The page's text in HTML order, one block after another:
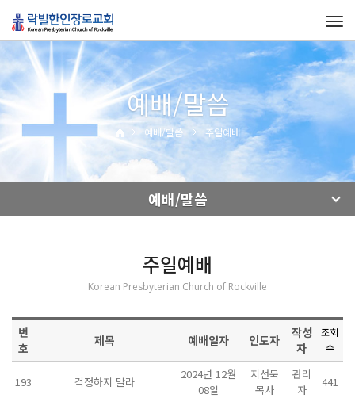
예배/말씀
예배/말씀 주일예배
예배/말씀
주일예배
Korean Presbyterian Church of Rockville
번
호
제목 예배일자 인도자
작성
자
조회
수
193 걱정하지 말라
2024년 12월
08일
지선묵
목사
관리
자
441